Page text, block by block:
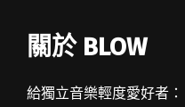
關於 BLOW
給獨立音樂輕度愛好者：